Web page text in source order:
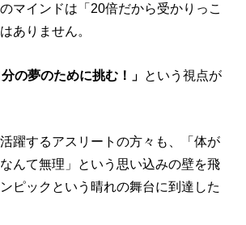
マインドは「20倍だから受かりっこ
ありません。
の夢のために挑む！」
という視点が
躍するアスリートの方々も、「体が
んて無理」という思い込みの壁を飛
ピックという晴れの舞台に到達した